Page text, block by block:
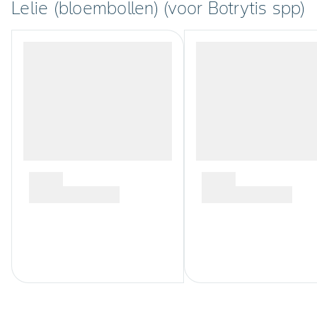
Lelie (bloembollen) (voor Botrytis spp)